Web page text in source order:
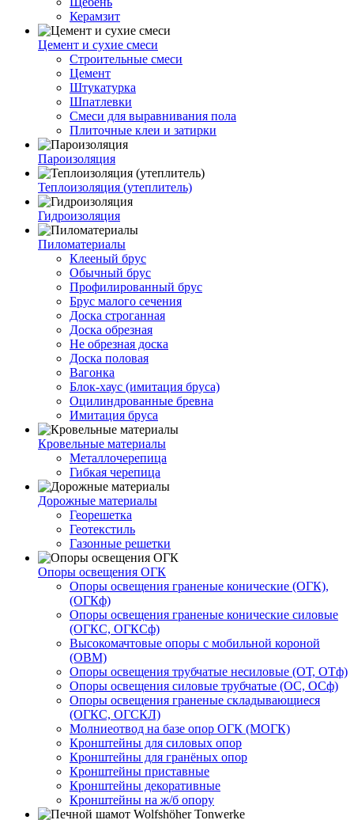
Керамзит
Цемент и сухие смеси
Строительные смеси
Цемент
Штукатурка
Шпатлевки
Смеси для выравнивания пола
Плиточные клеи и затирки
Пароизоляция
Теплоизоляция (утеплитель)
Гидроизоляция
Пиломатериалы
Клееный брус
Обычный брус
Профилированный брус
Брус малого сечения
Доска строганная
Доска обрезная
Не обрезная доска
Доска половая
Вагонка
Блок-хаус (имитация бруса)
Оцилиндрованные бревна
Имитация бруса
Кровельные материалы
Металлочерепица
Гибкая черепица
Дорожные материалы
Георешетка
Геотекстиль
Газонные решетки
Опоры освещения ОГК
Опоры освещения граненые конические (ОГК),
(ОГКф)
Опоры освещения граненые конические силовые
(ОГКС, ОГКСф)
Высокомачтовые опоры с мобильной короной
(ОВМ)
Опоры освещения трубчатые несиловые (ОТ, ОТф)
Опоры освещения силовые трубчатые (ОС, ОСф)
Опоры освещения граненые складывающиеся
(ОГКС, ОГСКЛ)
Молниеотвод на базе опор ОГК (МОГК)
Кронштейны для силовых опор
Кронштейны для гранёных опор
Кронштейны приставные
Кронштейны декоративные
Кронштейны на ж/б опору